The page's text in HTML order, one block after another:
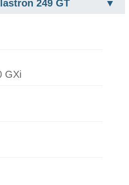
249 GT
GXi